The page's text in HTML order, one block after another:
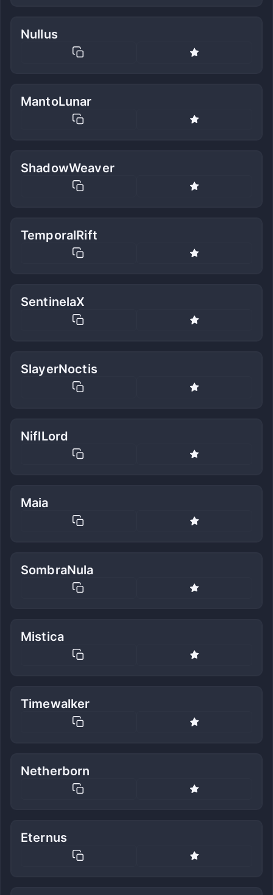
Nullus
MantoLunar
ShadowWeaver
TemporalRift
SentinelaX
SlayerNoctis
NiflLord
Maia
SombraNula
Mistica
Timewalker
Netherborn
Eternus